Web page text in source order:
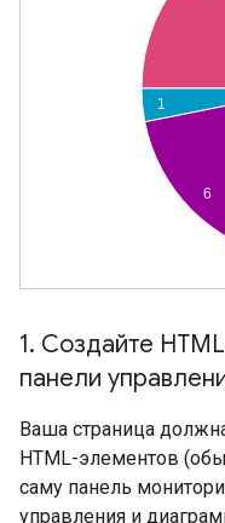
1. Создайте
панели
Ваша страница
HTML-элементов
саму панель
управления и